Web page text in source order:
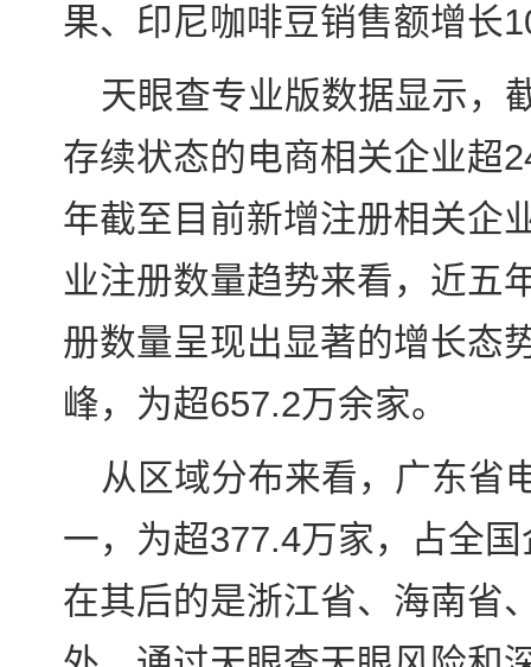
果、印尼咖啡豆销售额增长
天眼查专业版数据显示，
存续状态的电商相关企业超
年截至目前新增注册相关企
业注册数量趋势来看，近五
册数量呈现出显著的增长态
峰，为超657.2万余家。
从区域分布来看，广东省
一，为超377.4万家，占全
在其后的是浙江省、海南省